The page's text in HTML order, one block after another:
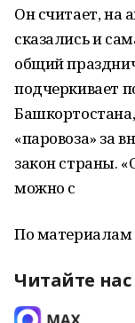
Он считает, на
сказались и
общий
подчеркивает
«паровоза» за
закон страны.
можно с
По
Читайте нас